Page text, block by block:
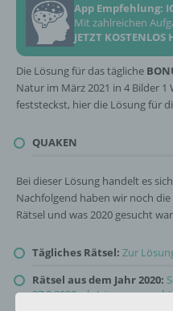
App Empfehlung:
Mit zahlreichen
JETZT KOSTENLOS
Die Lösung für das tägliche
Natur im März 2021 in 4 Bilder
feststeckst, hier die Lösung für
QUAKEN
Bei dieser Lösung handelt es
Nachfolgend haben wir noch
Rätsel und was 2020 gesucht
Tägliches Rätsel: Zur
Rätsel aus dem Jahr 2020:
27.3.2020, als Lösung